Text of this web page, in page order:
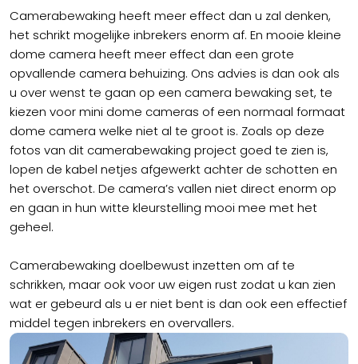
Camerabewaking heeft meer effect dan u zal denken,
het schrikt mogelijke inbrekers enorm af. En mooie kleine
dome camera heeft meer effect dan een grote
opvallende camera behuizing. Ons advies is dan ook als
u over wenst te gaan op een camera bewaking set, te
kiezen voor mini dome cameras of een normaal formaat
dome camera welke niet al te groot is. Zoals op deze
fotos van dit camerabewaking project goed te zien is,
lopen de kabel netjes afgewerkt achter de schotten en
het overschot. De camera’s vallen niet direct enorm op
en gaan in hun witte kleurstelling mooi mee met het
geheel.
Camerabewaking doelbewust inzetten om af te
schrikken, maar ook voor uw eigen rust zodat u kan zien
wat er gebeurd als u er niet bent is dan ook een effectief
middel tegen inbrekers en overvallers.